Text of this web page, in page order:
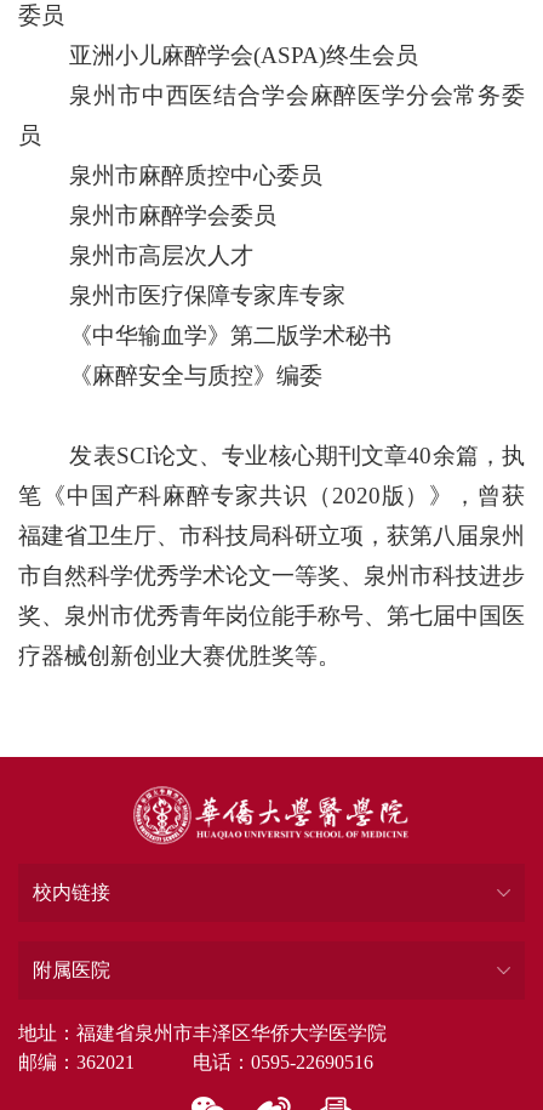
委员
亚洲小儿麻醉学会(ASPA)终生会员
泉州市中西医结合学会麻醉医学分会常务委
员
泉州市麻醉质控中心委员
泉州市麻醉学会委员
泉州市高层次人才
泉州市医疗保障专家库专家
《中华输血学》第二版学术秘书
《麻醉安全与质控》编委
发表SCI论文、专业核心期刊文章40余篇，执
笔《中国产科麻醉专家共识（2020版）》，曾获
福建省卫生厅、市科技局科研立项，获第八届泉州
市自然科学优秀学术论文一等奖、泉州市科技进步
奖、泉州市优秀青年岗位能手称号、第七届中国医
疗器械创新创业大赛优胜奖等。
校内链接
附属医院
地址：福建省泉州市丰泽区华侨大学医学院
邮编：362021 电话：0595-22690516